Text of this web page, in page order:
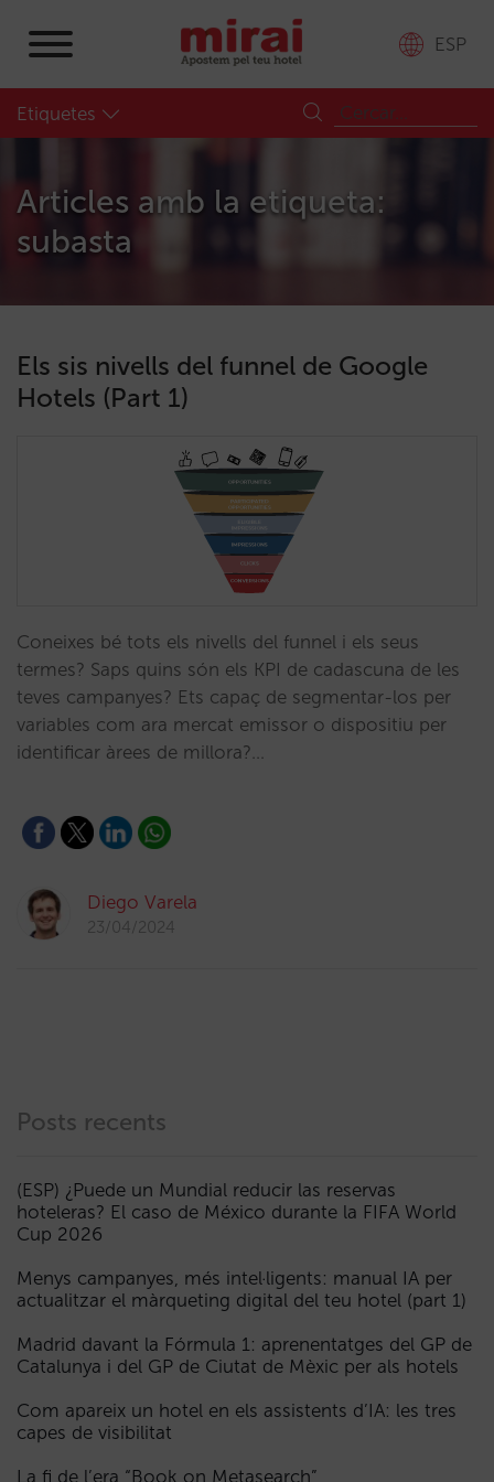
ESP
Etiquetes
Articles amb la etiqueta:
subasta
Els sis nivells del funnel de Google
Hotels (Part 1)
Coneixes bé tots els nivells del funnel i els seus
termes? Saps quins són els KPI de cadascuna de les
teves campanyes? Ets capaç de segmentar-los per
variables com ara mercat emissor o dispositiu per
identificar àrees de millora?…
Diego Varela
23/04/2024
Posts recents
(ESP) ¿Puede un Mundial reducir las reservas
hoteleras? El caso de México durante la FIFA World
Cup 2026
Menys campanyes, més intel·ligents: manual IA per
actualitzar el màrqueting digital del teu hotel (part 1)
Madrid davant la Fórmula 1: aprenentatges del GP de
Catalunya i del GP de Ciutat de Mèxic per als hotels
Com apareix un hotel en els assistents d’IA: les tres
capes de visibilitat
La fi de l’era “Book on Metasearch”